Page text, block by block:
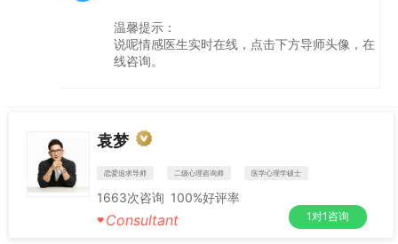
温馨提示：
说呢情感医生实时在线，点击下方导师头像，在
线咨询。
袁梦
恋爱追求导师 二级心理咨询师 医学心理学硕士
1663次咨询 100%好评率
♥ Consultant 1对1咨询